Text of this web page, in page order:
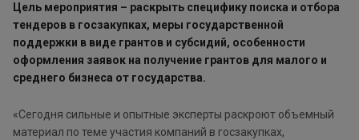
Цель мероприятия – раскрыть специфику поиска и отбора
тендеров в госзакупках, меры государственной
поддержки в виде грантов и субсидий, особенности
оформления заявок на получение грантов для малого и
среднего бизнеса от государства.
«Сегодня сильные и опытные эксперты раскроют объемный
материал по теме участия компаний в госзакупках,